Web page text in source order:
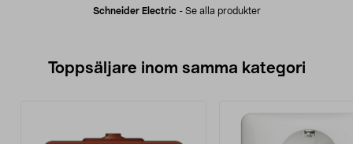
Schneider Electric- Se alla produkter
Toppsäljare inom samma kategori